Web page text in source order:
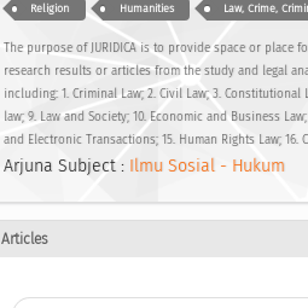
Religion Humanities Law, Crime,
The purpose of JURIDICA is to provide space or
research results or articles from the study and legal
including: 1. Criminal Law; 2. Civil Law; 3.
law; 9. Law and Society; 10. Economic and Business
and Electronic Transactions; 15. Human Rights Law; 16.
Arjuna Subject : Ilmu Sosial - Hukum
Articles